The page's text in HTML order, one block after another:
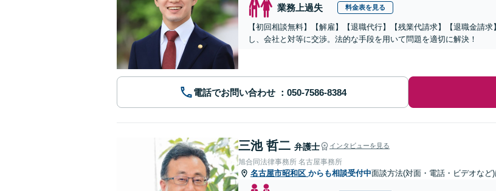
業務上過失 料金表を見る
【初回相談無料】【解雇】【退職代行】【残業代請求】【退職金請
し、会社と対等に交渉。法的な手段を用いて問題を適切に解決！
電話でお問い合わせ
三池 哲二 弁護士 インタビューを見る
旭合同法律事務所 名古屋事務所
名古屋市昭和区 からも相談受付中面談方法(対面・電話・ビデオなど